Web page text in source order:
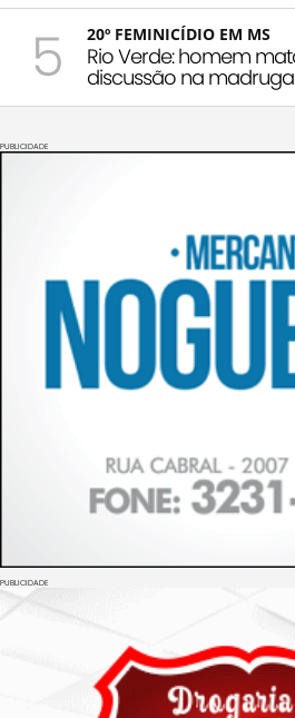
5 20º FEMINICÍDIO EM MS
Rio Verde: homem
discussão na
PUBLICIDADE
PUBLICIDADE